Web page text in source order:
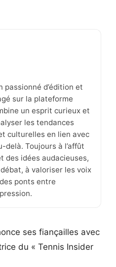
d’édition et
sur la plateforme
un esprit curieux et
les tendances
culturelles en lien avec
delà. Toujours à l’affût
des idées audacieuses,
à valoriser les voix
ponts entre
ses fiançailles avec
du « Tennis Insider